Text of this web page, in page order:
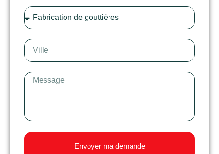
Envoyer ma demande